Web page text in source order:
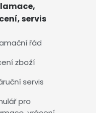
servis
řád
zboží
servis
pro